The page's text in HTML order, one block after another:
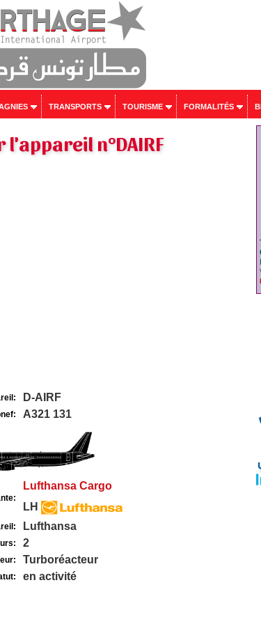
TRANSPORTS TOURISME FORMALITÉS
n°DAIRF
D-AIRF
A321 131
Lufthansa Cargo
LH
Lufthansa
2
Turboréacteur
en activité